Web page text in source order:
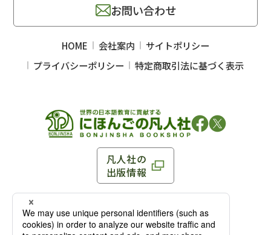
凡人社の
出版情報
〒102-0093 東京都千代田区平河町 1-3-13 8F
TEL：03-3263-3959／FAX：03-3263-3116
お問い合わせ
HOME 会社案内
サイトポリシー
プライバシーポリシー
特定商取引法に基づく表示